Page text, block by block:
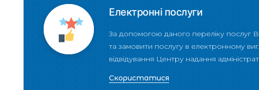
Електронні послуги
За допомогою даного переліку послуг
та замовити послугу в електронному
відвідування Центру надання
Скористатися